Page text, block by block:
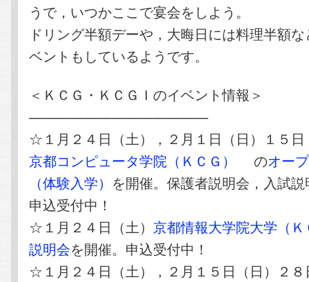
うで，いつかここで宴会をしよう。
ドリング半額デーや，大晦日には料理半額
ベントもしているようです。
＜ＫＣＧ・ＫＣＧＩのイベント情報＞
—————————————
☆１月２４日（土），２月１日（日）１５日
京都コンピュータ学院（ＫＣＧ）
のオー
（体験入学） を開催。保護者説明会，入試
申込受付中！
☆１月２４日（土） 京都情報大学院大学（
説明会を開催。申込受付中！
☆１月２４日（土），２月１５日（日）２８